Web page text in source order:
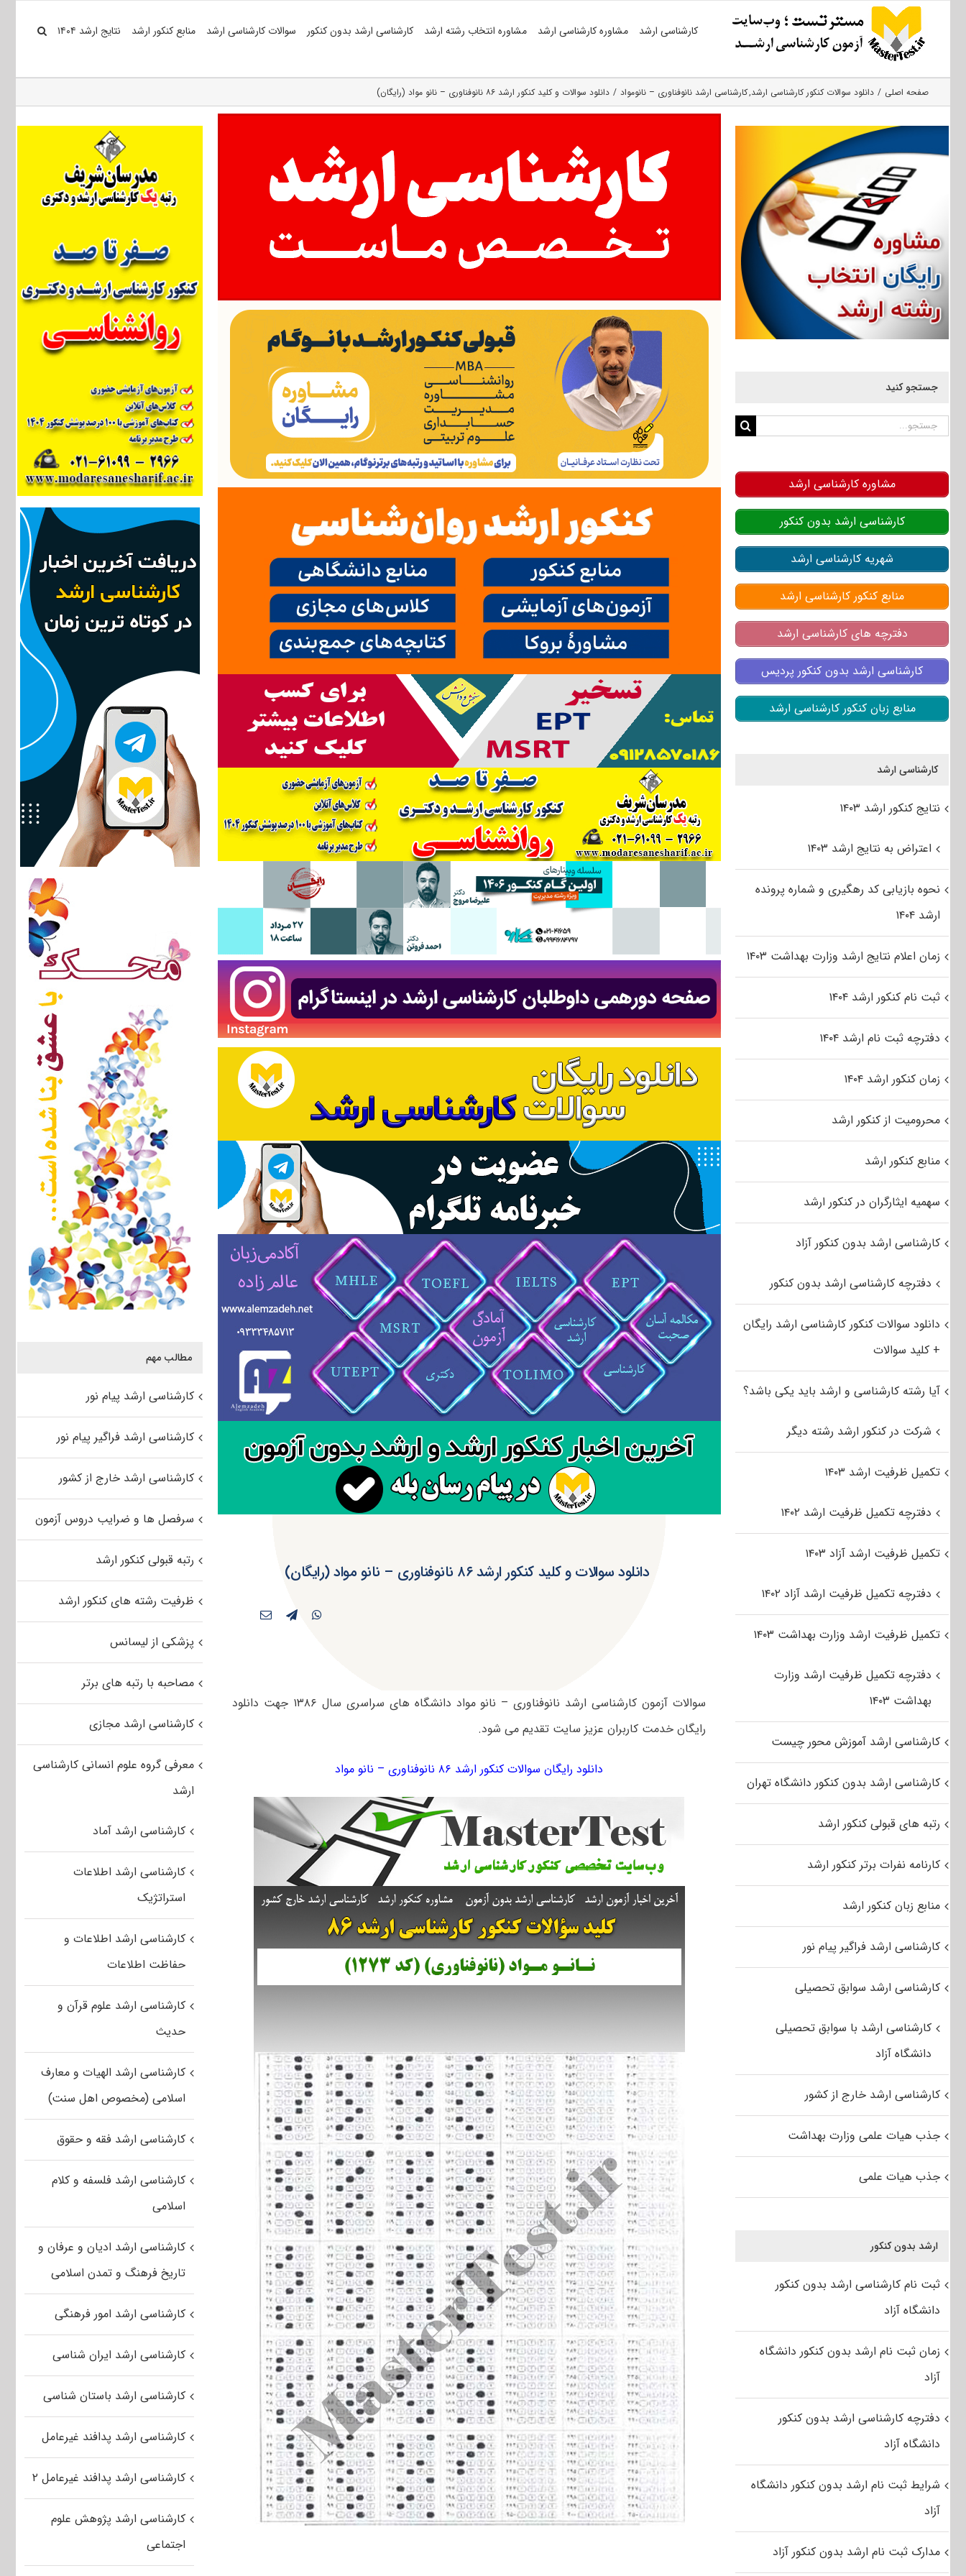
کارشناسی ارشد مشاوره کارشناسی ارشد مشاوره انتخاب رشته ارشد کارشناسی ارشد بدون کنکور سوالات کارشناسی ارشد منابع کنکور ارشد نتایج ارشد ۱۴۰۴
صفحه اصلی دانلود سوالات کنکور کارشناسی ارشد کارشناسی ارشد نانوفناوری – نانومواد دانلود سوالات و کلید کنکور ارشد ۸۶ نانوفناوری – نانو مواد (رایگان)
دانلود سوالات و کلید کنکور ارشد ۸۶ نانوفناوری – نانو مواد (رایگان)
سوالات آزمون کارشناسی ارشد نانوفناوری – نانو مواد دانشگاه های سراسری سال ۱۳۸۶ جهت دانلود
رایگان خدمت کاربران عزیز سایت تقدیم می شود.
دانلود رایگان سوالات کنکور ارشد ۸۶ نانوفناوری – نانو مواد
مطالب مهم
کارشناسی ارشد پیام نور
کارشناسی ارشد فراگیر پیام نور
کارشناسی ارشد خارج از کشور
سرفصل ها و ضرایب دروس آزمون
رتبه قبولی کنکور ارشد
ظرفیت رشته های کنکور ارشد
پزشکی از لیسانس
مصاحبه با رتبه های برتر
کارشناسی ارشد مجازی
معرفی گروه علوم انسانی کارشناسی
ارشد
کارشناسی ارشد آماد
کارشناسی ارشد اطلاعات
استراتژیک
کارشناسی ارشد اطلاعات و
حفاظت اطلاعات
کارشناسی ارشد علوم قرآن و
حدیث
کارشناسی ارشد الهیات و معارف
اسلامی (مخصوص اهل سنت)
کارشناسی ارشد فقه و حقوق
کارشناسی ارشد فلسفه و کلام
اسلامی
کارشناسی ارشد ادیان و عرفان و
تاریخ فرهنگ و تمدن اسلامی
کارشناسی ارشد امور فرهنگی
کارشناسی ارشد ایران شناسی
کارشناسی ارشد باستان شناسی
کارشناسی ارشد پدافند غیرعامل
کارشناسی ارشد پدافند غیرعامل ۲
کارشناسی ارشد پژوهش علوم
اجتماعی
جستجو کنید
جستجو
مشاوره کارشناسی ارشد
کارشناسی ارشد بدون کنکور
شهریه کارشناسی ارشد
منابع کنکور کارشناسی ارشد
دفترچه های کارشناسی ارشد
کارشناسی ارشد بدون کنکور پردیس
منابع زبان کنکور کارشناسی ارشد
کارشناسی ارشد
نتایج کنکور ارشد ۱۴۰۳
اعتراض به نتایج ارشد ۱۴۰۳
نحوه بازیابی کد رهگیری و شماره پرونده
ارشد ۱۴۰۴
زمان اعلام نتایج ارشد وزارت بهداشت ۱۴۰۳
ثبت نام کنکور ارشد ۱۴۰۴
دفترچه ثبت نام ارشد ۱۴۰۴
زمان کنکور ارشد ۱۴۰۴
محرومیت از کنکور ارشد
منابع کنکور ارشد
سهمیه ایثارگران در کنکور ارشد
کارشناسی ارشد بدون کنکور آزاد
دفترچه کارشناسی ارشد بدون کنکور
دانلود سوالات کنکور کارشناسی ارشد رایگان
+ کلید سوالات
آیا رشته کارشناسی و ارشد باید یکی باشد؟
شرکت در کنکور ارشد رشته دیگر
تکمیل ظرفیت ارشد ۱۴۰۳
دفترچه تکمیل ظرفیت ارشد ۱۴۰۲
تکمیل ظرفیت ارشد آزاد ۱۴۰۳
دفترچه تکمیل ظرفیت ارشد آزاد ۱۴۰۲
تکمیل ظرفیت ارشد وزارت بهداشت ۱۴۰۳
دفترچه تکمیل ظرفیت ارشد وزارت
بهداشت ۱۴۰۳
کارشناسی ارشد آموزش محور چیست
کارشناسی ارشد بدون کنکور دانشگاه تهران
رتبه های قبولی کنکور ارشد
کارنامه نفرات برتر کنکور ارشد
منابع زبان کنکور ارشد
کارشناسی ارشد فراگیر پیام نور
کارشناسی ارشد سوابق تحصیلی
کارشناسی ارشد با سوابق تحصیلی
دانشگاه آزاد
کارشناسی ارشد خارج از کشور
جذب هیات علمی وزارت بهداشت
جذب هیات علمی
ارشد بدون کنکور
ثبت نام کارشناسی ارشد بدون کنکور
دانشگاه آزاد
زمان ثبت نام ارشد بدون کنکور دانشگاه
آزاد
دفترچه کارشناسی ارشد بدون کنکور
دانشگاه آزاد
شرایط ثبت نام ارشد بدون کنکور دانشگاه
آزاد
مدارک ثبت نام ارشد بدون کنکور آزاد